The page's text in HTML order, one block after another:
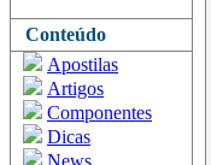
Conteúdo
Apostilas
Artigos
Componentes
Dicas
News